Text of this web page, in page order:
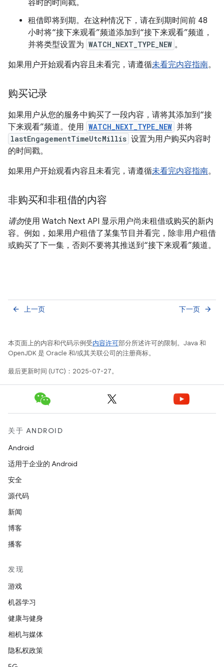
容时的时间戳。
租借即将到期。在这种情况下，请在到期时间前 48
小时将“接下来观看”频道添加到“接下来观看”频道，
并将类型设置为 WATCH_NEXT_TYPE_NEW 。
如果用户开始观看内容且未看完，请遵循未看完内容指南。
购买记录
如果用户从您的服务中购买了一段内容，请将其添加到“接
下来观看”频道。使用 WATCH_NEXT_TYPE_NEW 并将
lastEngagementTimeUtcMillis 设置为用户购买内容时
的时间戳。
如果用户开始观看内容且未看完，请遵循未看完内容指南。
非购买和非租借的内容
请勿使用 Watch Next API 显示用户尚未租借或购买的新内
容。例如，如果用户租借了某集节目并看完，除非用户租借
或购买了下一集，否则不要将其推送到“接下来观看”频道。
上一页
arrow_back 下一页 arrow_forward
本页面上的内容和代码示例受内容许可部分所述许可的限制。Java 和
OpenJDK 是 Oracle 和/或其关联公司的注册商标。
最后更新时间 (UTC)：2025-07-27。
关于 ANDROID
Android
适用于企业的 Android
安全
源代码
新闻
博客
播客
发现
游戏
机器学习
健康与健身
相机与媒体
隐私权政策